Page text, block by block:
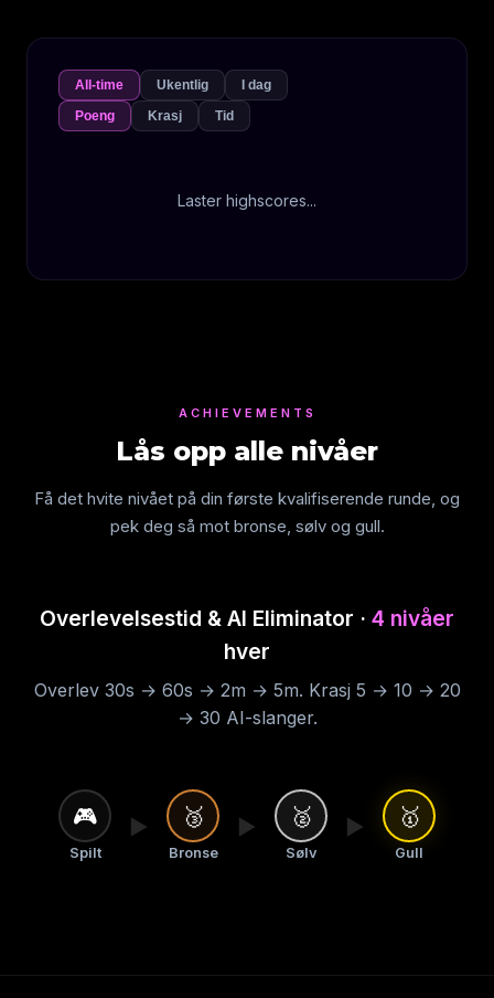
All-time Ukentlig
I dag
Poeng
Krasj Tid
Laster highscores...
ACHIEVEMENTS
Lås opp alle nivåer
Få det hvite nivået på din første kvalifiserende runde, og
pek deg så mot bronse, sølv og gull.
Overlevelsestid & AI Eliminator · 4 nivåer
hver
Overlev 30s → 60s → 2m → 5m. Krasj 5 → 10 → 20
→ 30 AI-slanger.
🎮
Spilt
▶ 🥉
Bronse
▶ 🥈
Sølv
▶ 🥇
Gull